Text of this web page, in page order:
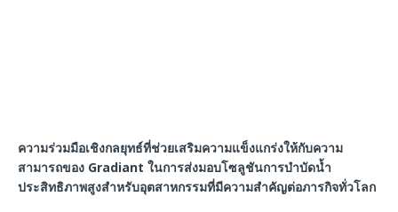
ความร่วมมือเชิงกลยุทธ์ที่ช่วยเสริมความแข็งแกร่งให้กับความ
สามารถของ Gradiant ในการส่งมอบโซลูชันการบำบัดน้ำ
ประสิทธิภาพสูงสำหรับอุตสาหกรรมที่มีความสำคัญต่อภารกิจทั่วโลก